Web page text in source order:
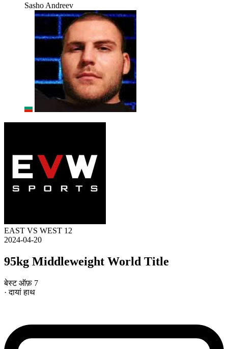
Sasho Andreev
EAST VS WEST 12
2024-04-20
95kg Middleweight World Title
बेस्ट ऑफ़ 7
· दायां हाथ